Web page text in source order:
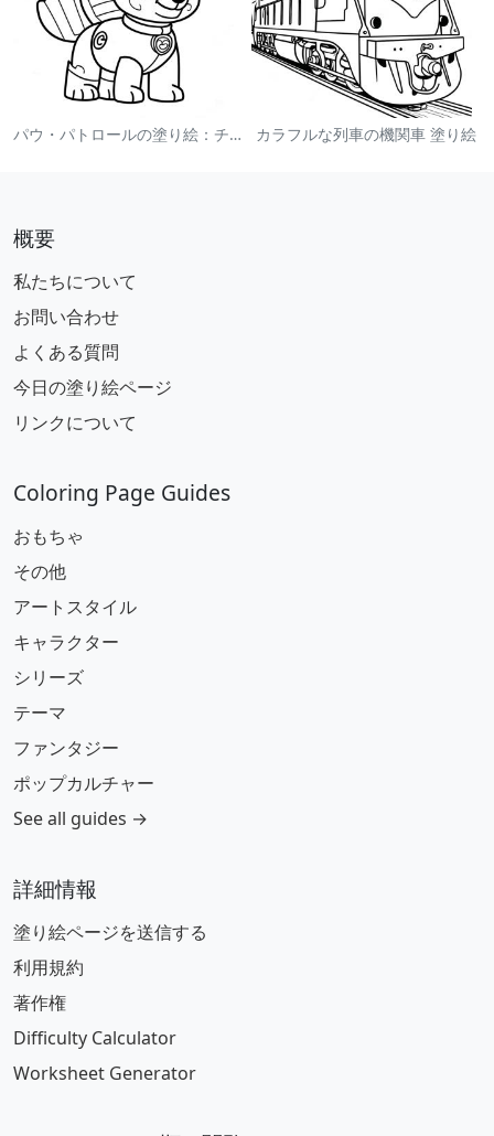
パウ・パトロールの塗り絵：チェイス カラフルな列車の機関車 塗り絵
概要
私たちについて
お問い合わせ
よくある質問
今日の塗り絵ページ
リンクについて
Coloring Page Guides
おもちゃ
その他
アートスタイル
キャラクター
シリーズ
テーマ
ファンタジー
ポップカルチャー
See all guides →
詳細情報
塗り絵ページを送信する
利用規約
著作権
Difficulty Calculator
Worksheet Generator